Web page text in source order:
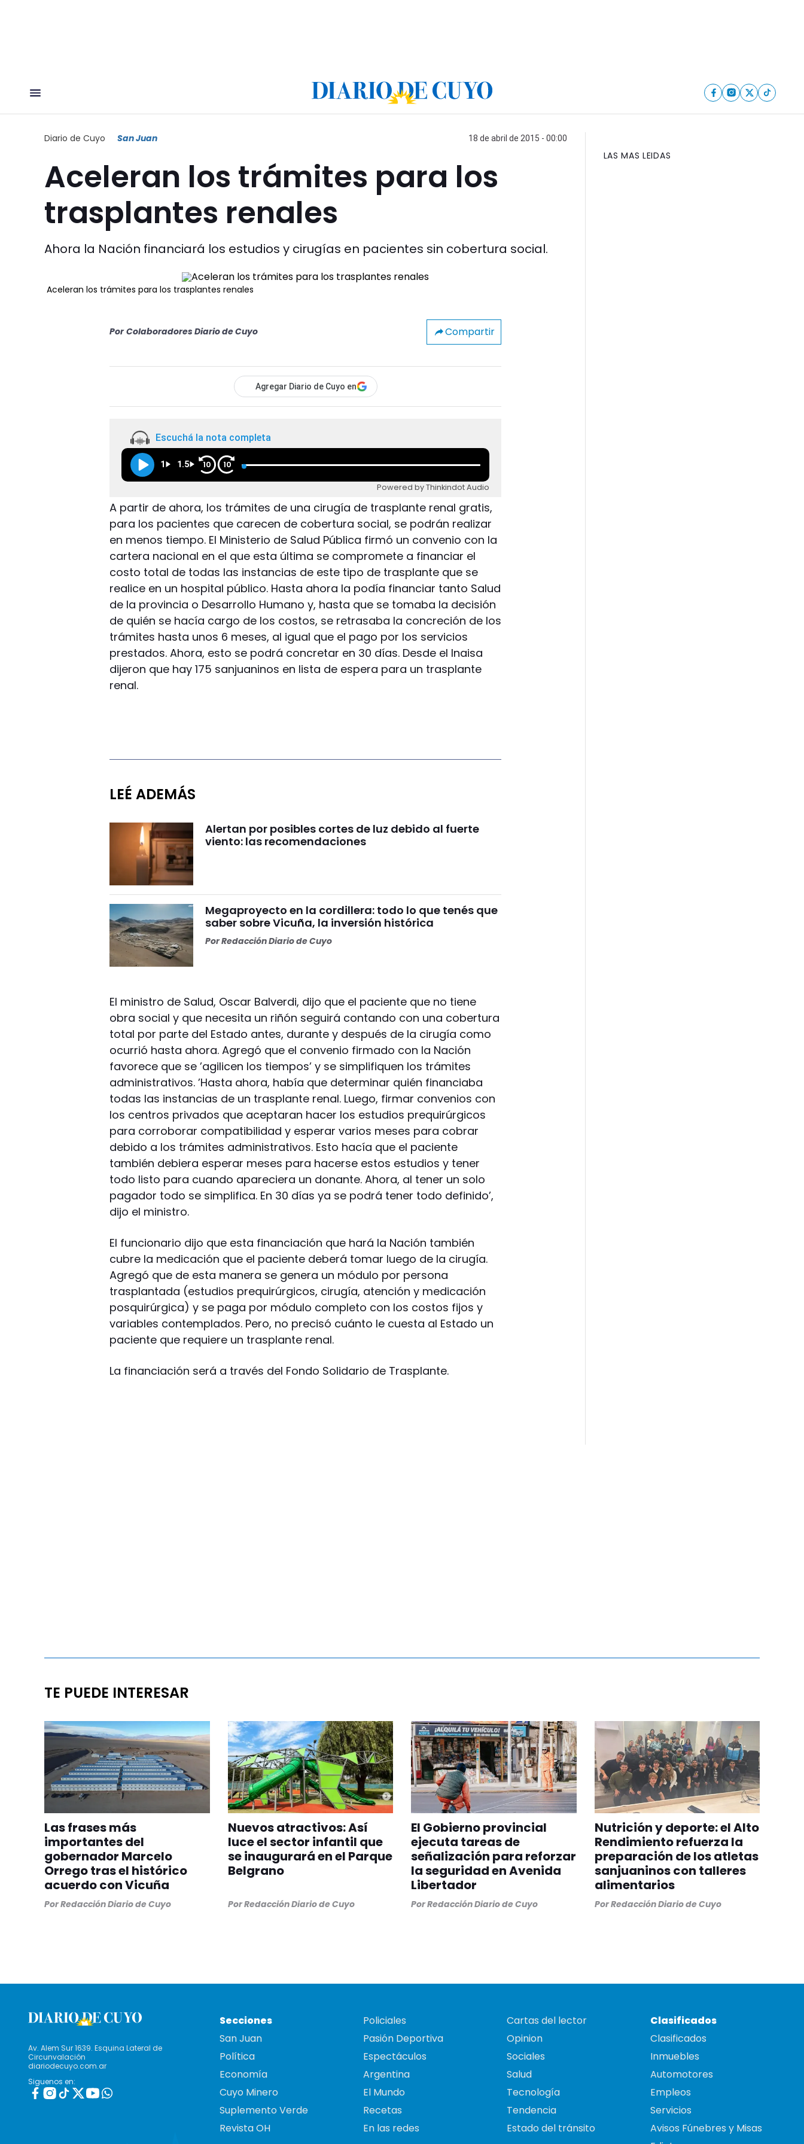
Diario de Cuyo San Juan 18 de abril de 2015 - 00:00
Aceleran los trámites para los
trasplantes renales
Ahora la Nación financiará los estudios y cirugías en pacientes sin cobertura social.
Aceleran los trámites para los trasplantes renales
Por Colaboradores Diario de Cuyo Compartir
Agregar Diario de Cuyo en
Escuchá la nota completa
1 1.5 10 10
Powered by Thinkindot Audio
A partir de ahora, los trámites de una cirugía de trasplante renal gratis,
para los pacientes que carecen de cobertura social, se podrán realizar
en menos tiempo. El Ministerio de Salud Pública firmó un convenio con la
cartera nacional en el que esta última se compromete a financiar el
costo total de todas las instancias de este tipo de trasplante que se
realice en un hospital público. Hasta ahora la podía financiar tanto Salud
de la provincia o Desarrollo Humano y, hasta que se tomaba la decisión
de quién se hacía cargo de los costos, se retrasaba la concreción de los
trámites hasta unos 6 meses, al igual que el pago por los servicios
prestados. Ahora, esto se podrá concretar en 30 días. Desde el Inaisa
dijeron que hay 175 sanjuaninos en lista de espera para un trasplante
renal.
LEÉ ADEMÁS
Alertan por posibles cortes de luz debido al fuerte
viento: las recomendaciones
Megaproyecto en la cordillera: todo lo que tenés que
saber sobre Vicuña, la inversión histórica
PorRedacción Diario de Cuyo
El ministro de Salud, Oscar Balverdi, dijo que el paciente que no tiene
obra social y que necesita un riñón seguirá contando con una cobertura
total por parte del Estado antes, durante y después de la cirugía como
ocurrió hasta ahora. Agregó que el convenio firmado con la Nación
favorece que se ’agilicen los tiempos’ y se simplifiquen los trámites
administrativos. ’Hasta ahora, había que determinar quién financiaba
todas las instancias de un trasplante renal. Luego, firmar convenios con
los centros privados que aceptaran hacer los estudios prequirúrgicos
para corroborar compatibilidad y esperar varios meses para cobrar
debido a los trámites administrativos. Esto hacía que el paciente
también debiera esperar meses para hacerse estos estudios y tener
todo listo para cuando apareciera un donante. Ahora, al tener un solo
pagador todo se simplifica. En 30 días ya se podrá tener todo definido’,
dijo el ministro.
El funcionario dijo que esta financiación que hará la Nación también
cubre la medicación que el paciente deberá tomar luego de la cirugía.
Agregó que de esta manera se genera un módulo por persona
trasplantada (estudios prequirúrgicos, cirugía, atención y medicación
posquirúrgica) y se paga por módulo completo con los costos fijos y
variables contemplados. Pero, no precisó cuánto le cuesta al Estado un
paciente que requiere un trasplante renal.
La financiación será a través del Fondo Solidario de Trasplante.
LAS MAS LEIDAS
TE PUEDE INTERESAR
Las frases más
importantes del
gobernador Marcelo
Orrego tras el histórico
acuerdo con Vicuña
PorRedacción Diario de Cuyo
Nuevos atractivos: Así
luce el sector infantil que
se inaugurará en el Parque
Belgrano
PorRedacción Diario de Cuyo
El Gobierno provincial
ejecuta tareas de
señalización para reforzar
la seguridad en Avenida
Libertador
PorRedacción Diario de Cuyo
Nutrición y deporte: el Alto
Rendimiento refuerza la
preparación de los atletas
sanjuaninos con talleres
alimentarios
PorRedacción Diario de Cuyo
Av. Alem Sur 1639. Esquina Lateral de
Circunvalación
diariodecuyo.com.ar
Siguenos en:
Secciones
San Juan
Política
Economía
Cuyo Minero
Suplemento Verde
Revista OH
Policiales
Pasión Deportiva
Espectáculos
Argentina
El Mundo
Recetas
En las redes
Cartas del lector
Opinion
Sociales
Salud
Tecnología
Tendencia
Estado del tránsito
Clasificados
Clasificados
Inmuebles
Automotores
Empleos
Servicios
Avisos Fúnebres y Misas